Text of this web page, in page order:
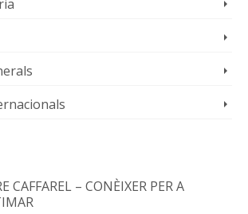
CAFFAREL – CONÈIXER PER A